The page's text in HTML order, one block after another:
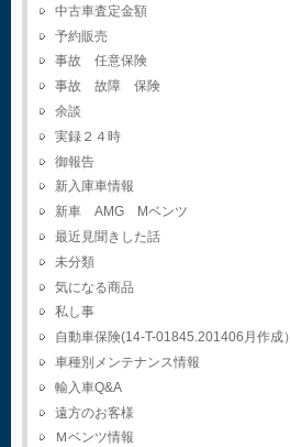
中古車査定金額
予約販売
事故 任意保険
事故 故障 保険
余談
実録２４時
御報告
新入庫車情報
新車 AMG Mベンツ
最近見聞きした話
未分類
気になる商品
私し事
自動車保険(14-T-01845.201406月作成）
車種別メンテナンス情報
輸入車Q&A
遠方のお客様
Ｍベンツ情報